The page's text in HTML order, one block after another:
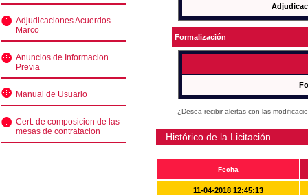
Adjudicaciones Acuerdos
Marco
Anuncios de Informacion
Previa
Manual de Usuario
Cert. de composicion de las
mesas de contratacion
Formalización
¿Desea recibir alertas con las
Histórico de la Licitación
Fecha
11-04-2018 12:45:13